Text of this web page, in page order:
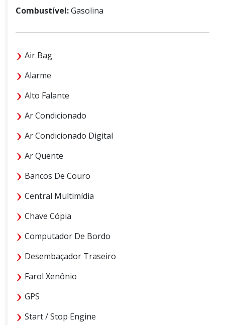
Combustível:Gasolina
Air Bag
Alarme
Alto Falante
Ar Condicionado
Ar Condicionado Digital
Ar Quente
Bancos De Couro
Central Multimídia
Chave Cópia
Computador De Bordo
Desembaçador Traseiro
Farol Xenônio
GPS
Start / Stop Engine